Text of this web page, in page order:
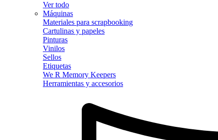
Ver todo
Máquinas
Materiales para scrapbooking
Cartulinas y papeles
Pinturas
Vinilos
Sellos
Etiquetas
We R Memory Keepers
Herramientas y accesorios